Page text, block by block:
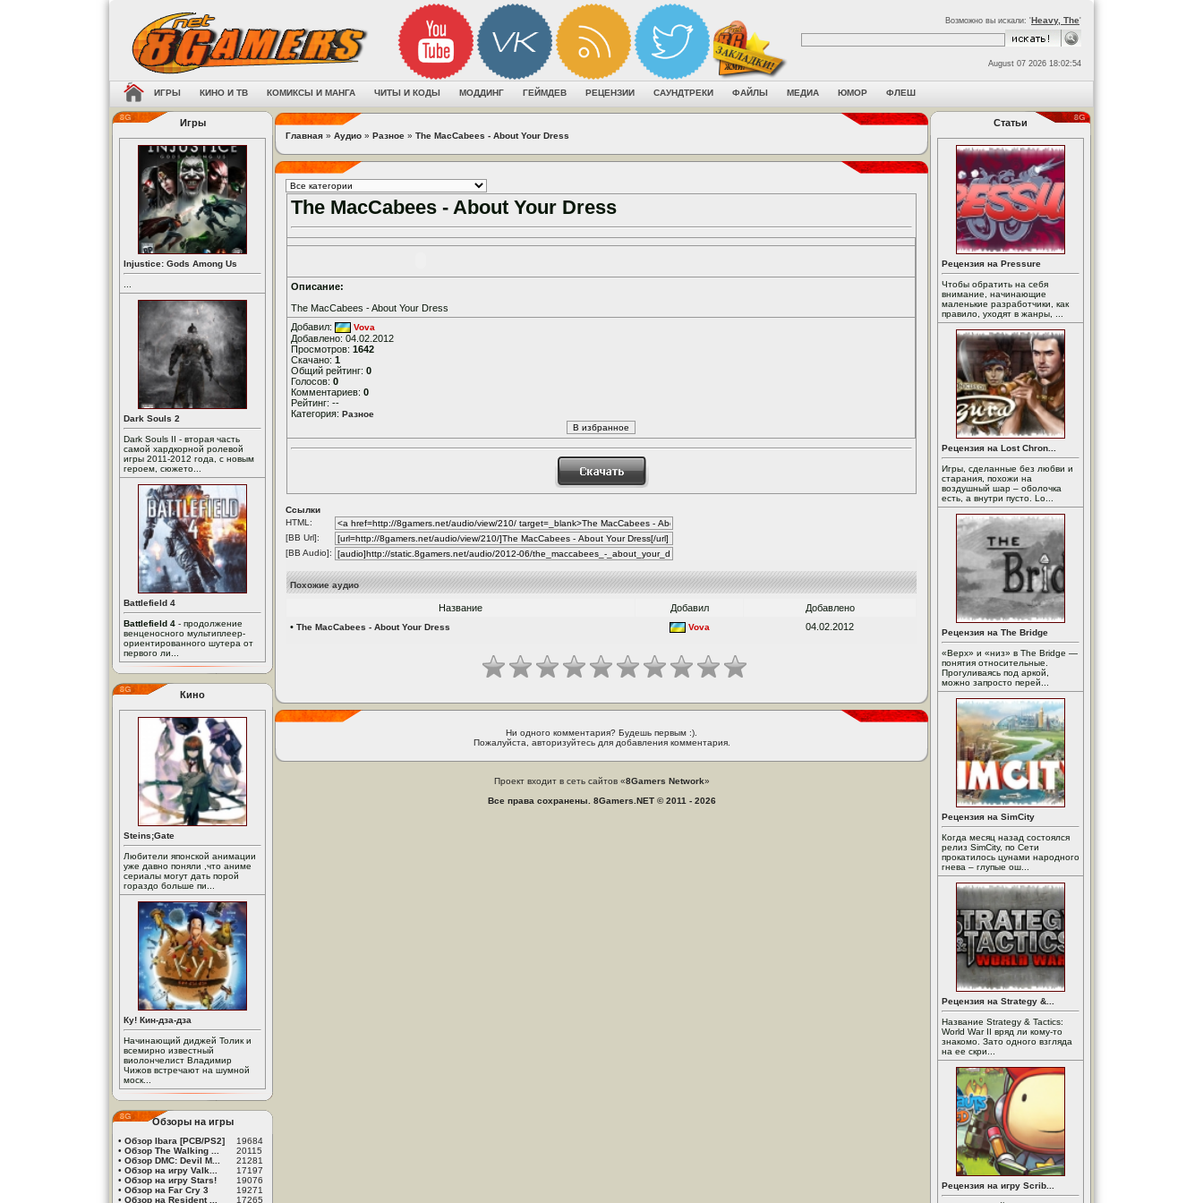
Возможно вы искали: 'Heavy, The'
August 07 2026 18:02:54
ИГРЫ КИНО И ТВ КОМИКСЫ И МАНГА ЧИТЫ И КОДЫ МОДДИНГ ГЕЙМДЕВ РЕЦЕНЗИИ САУНДТРЕКИ ФАЙЛЫ МЕДИА ЮМОР ФЛЕШ
Игры
Injustice: Gods Among Us
Dark Souls 2
Dark Souls II - вторая часть
самой хардкорной ролевой
игры 2011-2012 года, с новым
героем, сюжето...
Battlefield 4
Battlefield 4 - продолжение
венценосного мультиплеер-
ориентированного шутера от
первого ли...
Кино
Steins;Gate
Любители японской анимации
уже давно поняли ,что аниме
сериалы могут дать порой
гораздо больше пи...
Ку! Кин-дза-дза
Начинающий диджей Толик и
всемирно известный
виолончелист Владимир
Чижов встречают на шумной
моск...
Обзоры на игры
• Обзор Ibara [PCB/PS2]
19684
• Обзор The Walking ...
20115
• Обзор DMC: Devil M...
21281
• Обзор на игру Valk...
17197
• Обзор на игру Stars!
19076
• Обзор на Far Cry 3
19271
• Обзор на Resident ... 17265
Главная » Аудио » Разное » The MacCabees - About Your Dress
The MacCabees - About Your Dress
Описание:
The MacCabees - About Your Dress
Добавил:
Vova
Добавлено: 04.02.2012
Просмотров: 1642
Скачано: 1
Общий рейтинг: 0
Голосов: 0
Комментариев: 0
Рейтинг: --
Категория: Разное
Ссылки
HTML:
[BB Url]:
[BB Audio]:
Похожие аудио
Название Добавил
Добавлено
• The MacCabees - About Your Dress Vova 04.02.2012
Ни одного комментария? Будешь первым :).
Пожалуйста, авторизуйтесь для добавления комментария.
Проект входит в сеть сайтов «8Gamers Network»
Все права сохранены. 8Gamers.NET © 2011 - 2026
Статьи
Рецензия на Pressure
Чтобы обратить на себя
внимание, начинающие
маленькие разработчики, как
правило, уходят в жанры, ...
Рецензия на Lost Chron...
Игры, сделанные без любви и
старания, похожи на
воздушный шар – оболочка
есть, а внутри пусто. Lo...
Рецензия на The Bridge
«Верх» и «низ» в The Bridge —
понятия относительные.
Прогуливаясь под аркой,
можно запросто перей...
Рецензия на SimCity
Когда месяц назад состоялся
релиз SimCity, по Сети
прокатилось цунами народного
гнева – глупые ош...
Рецензия на Strategy &...
Название Strategy & Tactics:
World War II вряд ли кому-то
знакомо. Зато одного взгляда
на ее скри...
Рецензия на игру Scrib...